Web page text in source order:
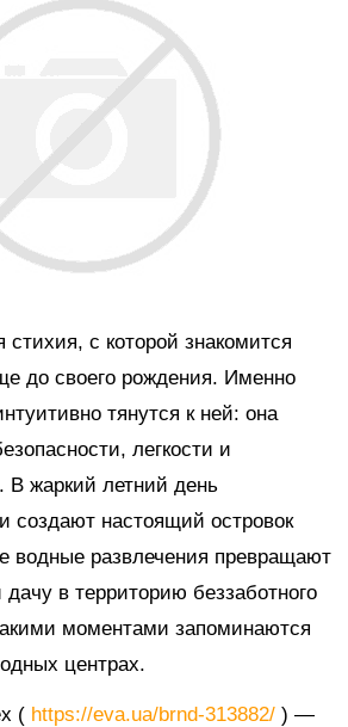
с которой знакомится
до своего рождения. Именно
тянутся к ней: она
легкости и
В жаркий летний день
создают настоящий островок
водные развлечения превращают
в территорию беззаботного
моментами запоминаются
центрах.
( https://eva.ua/brnd-313882/ ) —